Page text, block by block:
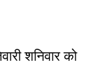
शनिवार को